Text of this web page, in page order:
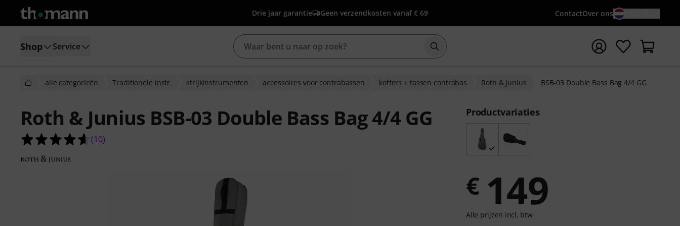
Drie jaar garantie Geen verzendkosten vanaf € 69 ContactOver ons
Shop Service Zoek met zoekterm {searchTerm}
alle categorieën Traditionele instr. strijkinstrumenten accessoires voor contrabassen koffers + tassen contrabas Roth & Junius BSB-03 Double Bass Bag 4/4 GG
Roth & Junius BSB-03 Double Bass Bag 4/4 GG
4.6 van de 5 sterren van 10 klantbeoordelingen
(10)
Productvariaties
€ 149
Alle prijzen incl. btw